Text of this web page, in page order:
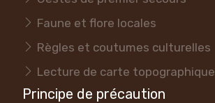
Faune et flore locales
Règles et coutumes culturelles
Lecture de carte topographique
Principe de précaution